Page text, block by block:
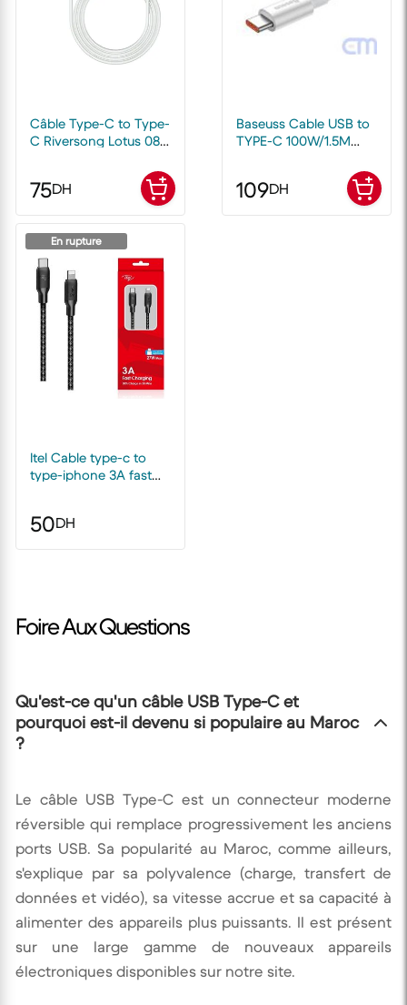
Câble Type-C to Type-
C Riversong Lotus 08
75DH
Baseuss Cable USB to
TYPE-C 100W/1.5M
109DH
En rupture
Itel Cable type-c to
type-iphone 3A fast
50DH
Foire Aux Questions
Qu'est-ce qu'un câble USB Type-C et
pourquoi est-il devenu si populaire au Maroc
?
Le câble USB Type-C est un connecteur moderne
réversible qui remplace progressivement les anciens
ports USB. Sa popularité au Maroc, comme ailleurs,
s'explique par sa polyvalence (charge, transfert de
données et vidéo), sa vitesse accrue et sa capacité à
alimenter des appareils plus puissants. Il est présent
sur une large gamme de nouveaux appareils
électroniques disponibles sur notre site.